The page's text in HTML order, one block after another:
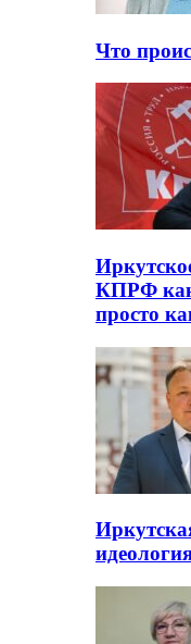
Что
КПРФ как
просто